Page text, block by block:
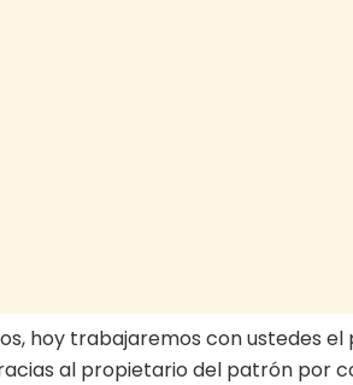
hoy trabajaremos con ustedes
al propietario del patrón por